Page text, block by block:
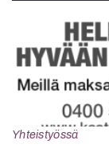
Yhteistyössä